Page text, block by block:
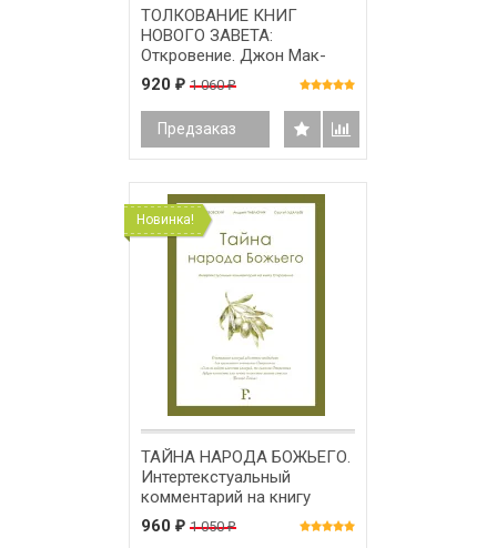
ТОЛКОВАНИЕ КНИГ
НОВОГО ЗАВЕТА:
Откровение. Джон Мак-
Артур
920 ₽ 1 060₽
Предзаказ
Новинка!
ТАЙНА НАРОДА БОЖЬЕГО.
Интертекстуальный
комментарий на книгу
Откровение. Ярослав
Вязовский
960 ₽ 1 050₽